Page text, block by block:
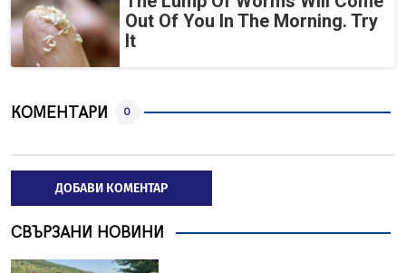
Out Of You In The Morning. Try
It
КОМЕНТАРИ 0
ДОБАВИ КОМЕНТАР
СВЪРЗАНИ НОВИНИ